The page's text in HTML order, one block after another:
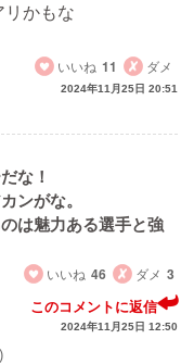
リかもな
いいね 11 ダメ
2024年11月25日 20:51
な！
ンがな。
は魅力ある選手と強
いいね 46 ダメ 3
このコメントに返信
2024年11月25日 12:50